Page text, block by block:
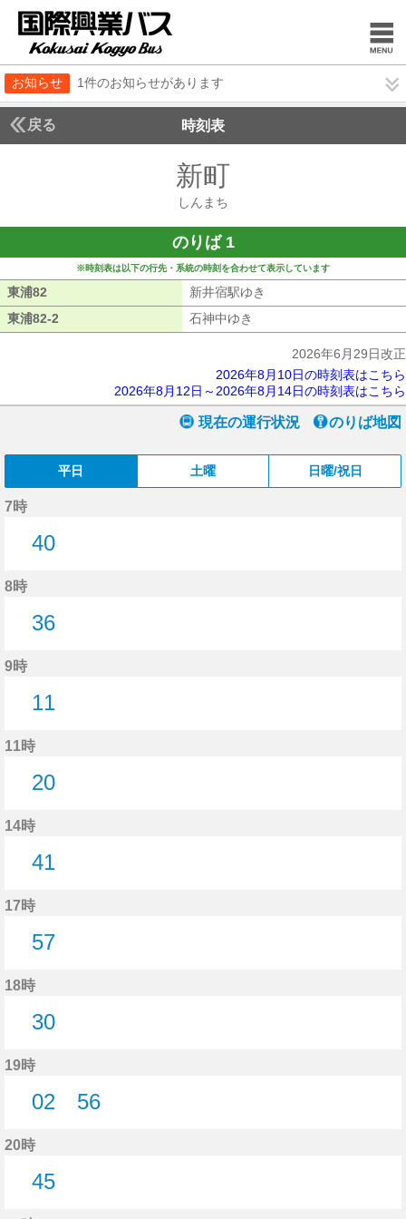
お知らせ 1件のお知らせがあります
戻る 時刻表
新町
しんまち
のりば 1
※時刻表は以下の行先・系統の時刻を合わせて表示しています
東浦82 新井宿駅ゆき
東浦82-2
石神中ゆき
2026年6月29日改正
2026年8月10日の時刻表はこちら
2026年8月12日～2026年8月14日の時刻表はこちら
現在の運行状況 のりば地図
平日 土曜 日曜/祝日
7時
40
8時
36
9時
11
11時
20
14時
41
17時
57
18時
30
19時
02
56
20時
45